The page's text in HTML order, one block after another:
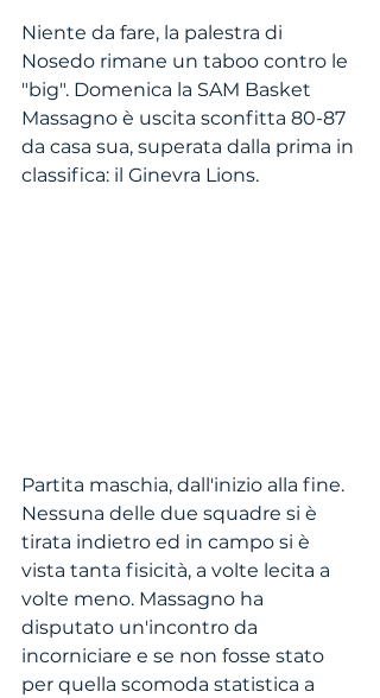
Niente da fare, la palestra di
Nosedo rimane un taboo contro le
"big". Domenica la SAM Basket
Massagno è uscita sconfitta 80-87
da casa sua, superata dalla prima in
classifica: il Ginevra Lions.
Partita maschia, dall'inizio alla fine.
Nessuna delle due squadre si è
tirata indietro ed in campo si è
vista tanta fisicità, a volte lecita a
volte meno. Massagno ha
disputato un'incontro da
incorniciare e se non fosse stato
per quella scomoda statistica a